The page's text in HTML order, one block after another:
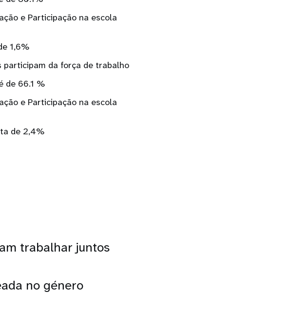
e Participação na escola
1,6%
participam da força de trabalho
de 66.1 %
e Participação na escola
de 2,4%
trabalhar juntos
no género